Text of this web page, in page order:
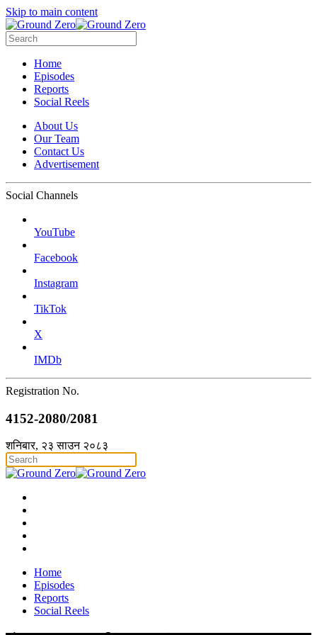
Skip to main content
Home
Episodes
Reports
Social Reels
About Us
Our Team
Contact Us
Advertisement
Social Channels
YouTube
Facebook
Instagram
TikTok
X
IMDb
Registration No.
4152-2080/2081
शनिबार, २३ साउन २०८३
Home
Episodes
Reports
Social Reels